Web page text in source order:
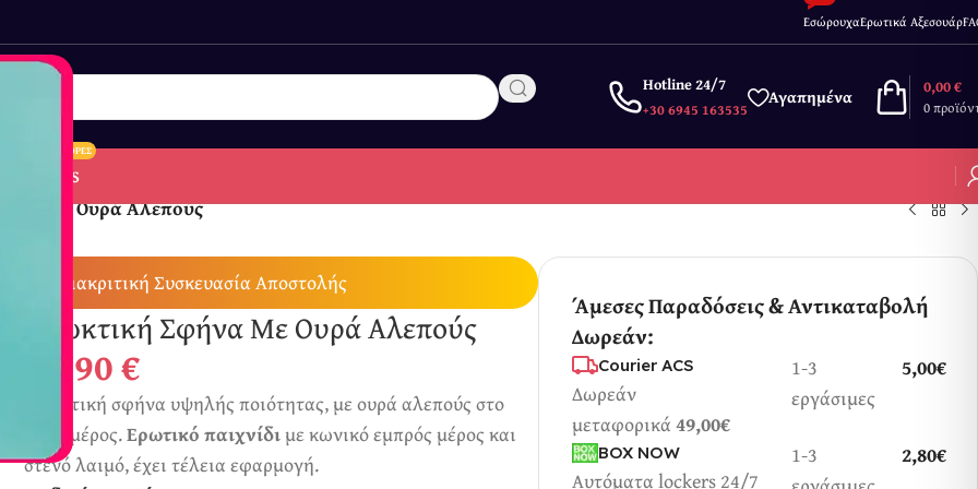
ΕσώρουχαΕρωτικά Αξεσουάρ
Hotline 24/7
+30 6945 163535
Αγαπημένα 0
0,00€
SALES
ΠΡΟΣΦΟΡΕΣ
Με Ουρά Αλεπούς
Διακριτική Συσκευασία Αποστολής
Πρωκτική Σφήνα Με Ουρά Αλεπούς
18,90€
Πρωκτική σφήνα υψηλής ποιότητας, με ουρά αλεπούς στο
πίσω μέρος.Ερωτικό παιχνίδιμε κωνικό εμπρός μέρος και
στενό λαιμό, έχει τέλεια εφαρμογή.
Άμεσες Παραδόσεις & Αντικαταβολή
Δωρεάν:
Courier ACS
Δωρεάν
μεταφορικά49,00€
1-3
εργάσιμες
5,00€
BOX NOW
Αυτόματα lockers 24/7
1-3
2,80€